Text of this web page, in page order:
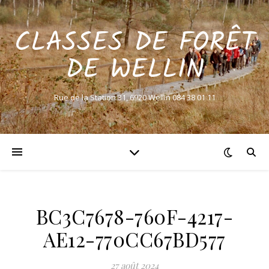
CLASSES DE FORÊT
DE WELLIN
Rue de la Station 31, 6920 Wellin 084 38 01 11
BC3C7678-760F-4217-
AE12-770CC67BD577
27 août 2024